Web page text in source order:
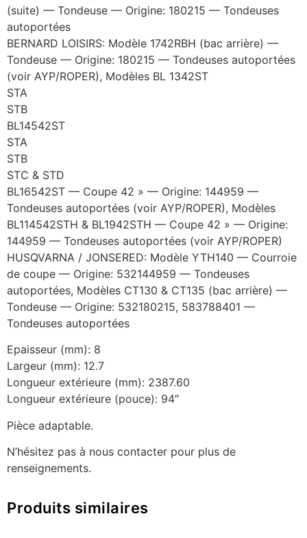
(suite) — Tondeuse — Origine: 180215 — Tondeuses
autoportées
BERNARD LOISIRS: Modèle 1742RBH (bac arrière) —
Tondeuse — Origine: 180215 — Tondeuses autoportées
(voir AYP/ROPER), Modèles BL 1342ST
STA
STB
BL14542ST
STA
STB
STC & STD
BL16542ST — Coupe 42 » — Origine: 144959 —
Tondeuses autoportées (voir AYP/ROPER), Modèles
BL114542STH & BL1942STH — Coupe 42 » — Origine:
144959 — Tondeuses autoportées (voir AYP/ROPER)
HUSQVARNA / JONSERED: Modèle YTH140 — Courroie
de coupe — Origine: 532144959 — Tondeuses
autoportées, Modèles CT130 & CT135 (bac arrière) —
Tondeuse — Origine: 532180215, 583788401 —
Tondeuses autoportées
Epaisseur (mm): 8
Largeur (mm): 12.7
Longueur extérieure (mm): 2387.60
Longueur extérieure (pouce): 94″
Pièce adaptable.
N’hésitez pas à nous contacter pour plus de
renseignements.
Produits similaires